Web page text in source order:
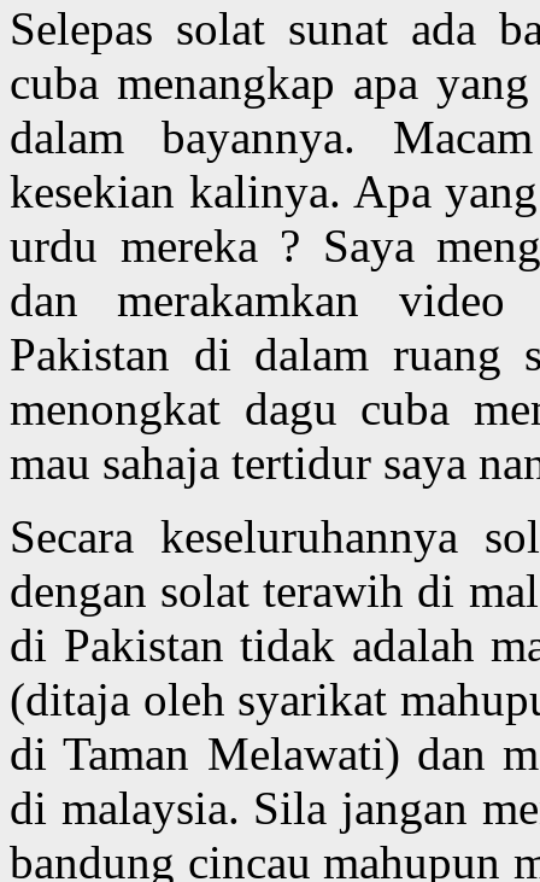
Selepas solat sunat ada
cuba menangkap apa
dalam bayannya.
kesekian kalinya. Apa
urdu mereka ? Saya
dan merakamkan
Pakistan di dalam ruang
menongkat dagu cuba
mau sahaja tertidur saya
Secara keseluruhannya
dengan solat terawih di
di Pakistan tidak adalah
(ditaja oleh syarikat
di Taman Melawati) dan
di malaysia. Sila jangan
bandung cincau mahupun